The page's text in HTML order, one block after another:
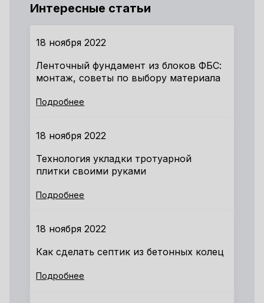
Интересные статьи
18 ноября 2022
Ленточный фундамент из блоков ФБС:
монтаж, советы по выбору материала
Подробнее
18 ноября 2022
Технология укладки тротуарной
плитки своими руками
Подробнее
18 ноября 2022
Как сделать септик из бетонных колец
Подробнее